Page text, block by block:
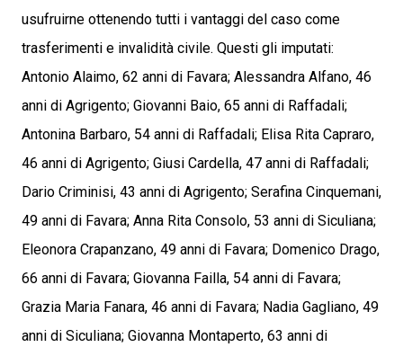
usufruirne ottenendo tutti i vantaggi del caso come
trasferimenti e invalidità civile. Questi gli imputati:
Antonio Alaimo, 62 anni di Favara; Alessandra Alfano, 46
anni di Agrigento; Giovanni Baio, 65 anni di Raffadali;
Antonina Barbaro, 54 anni di Raffadali; Elisa Rita Capraro,
46 anni di Agrigento; Giusi Cardella, 47 anni di Raffadali;
Dario Criminisi, 43 anni di Agrigento; Serafina Cinquemani,
49 anni di Favara; Anna Rita Consolo, 53 anni di Siculiana;
Eleonora Crapanzano, 49 anni di Favara; Domenico Drago,
66 anni di Favara; Giovanna Failla, 54 anni di Favara;
Grazia Maria Fanara, 46 anni di Favara; Nadia Gagliano, 49
anni di Siculiana; Giovanna Montaperto, 63 anni di